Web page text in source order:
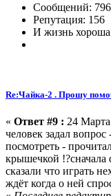
Сообщений:
Репутация: 156
И жизнь
Re:Чайка-2 . Прошу
« Ответ #9 : 24
человек задал
посмотреть -
крышечкой
сказали что играть
ждёт когда о ней